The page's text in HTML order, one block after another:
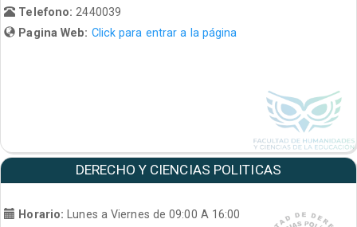
Telefono:2440039
Pagina Web: Click para entrar a la página
DERECHO Y CIENCIAS POLITICAS
Horario:
Lunes a Viernes de 09:00 A 16:00